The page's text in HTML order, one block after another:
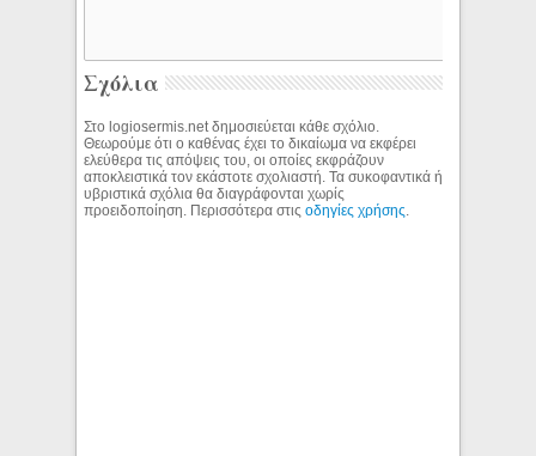
Σχόλια
Στο logiosermis.net δημοσιεύεται κάθε σχόλιο.
Θεωρούμε ότι ο καθένας έχει το δικαίωμα να εκφέρει
ελεύθερα τις απόψεις του, οι οποίες εκφράζουν
αποκλειστικά τον εκάστοτε σχολιαστή. Τα συκοφαντικά ή
υβριστικά σχόλια θα διαγράφονται χωρίς
προειδοποίηση. Περισσότερα στιςοδηγίες χρήσης